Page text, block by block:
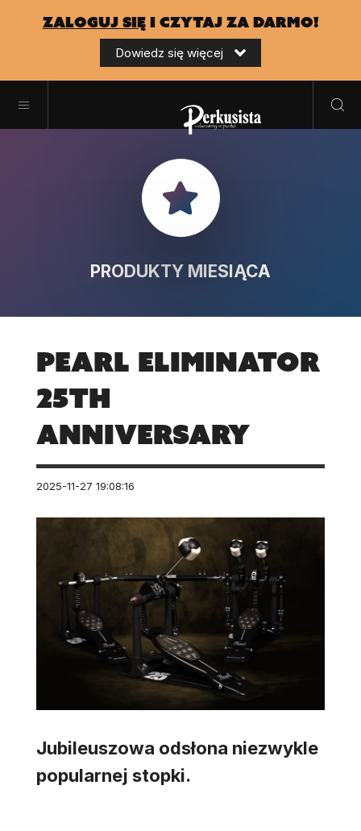
zaloguj sięi czytaj za darmo!
Dowiedz się więcej
PRODUKTY MIESIĄCA
Pearl Eliminator
25th
Anniversary
2025-11-27 19:08:16
Jubileuszowa odsłona niezwykle
popularnej stopki.